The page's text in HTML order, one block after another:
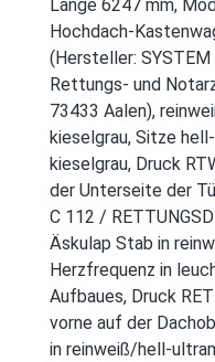
Länge 6247 mm,
Hochdach-
(Hersteller: SYSTEM
Rettungs- und
73433 Aalen),
kieselgrau, Sitze
kieselgrau, Druck
der Unterseite der
C 112 /
Äskulap Stab in
Herzfrequenz in
Aufbaues, Druck
vorne auf der
in reinweiß/hell-